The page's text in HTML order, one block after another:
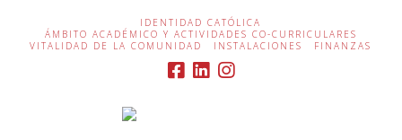
IDENTIDAD CATÓLICA
ÁMBITO ACADÉMICO Y ACTIVIDADES CO-CURRICULARES
VITALIDAD DE LA COMUNIDAD
INSTALACIONES FINANZAS